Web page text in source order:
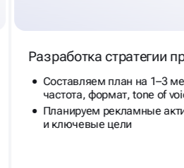
Разработка стратегии
Составляем план на 1–3
частота, формат, tone of
Планируем рекламные
и ключевые цели